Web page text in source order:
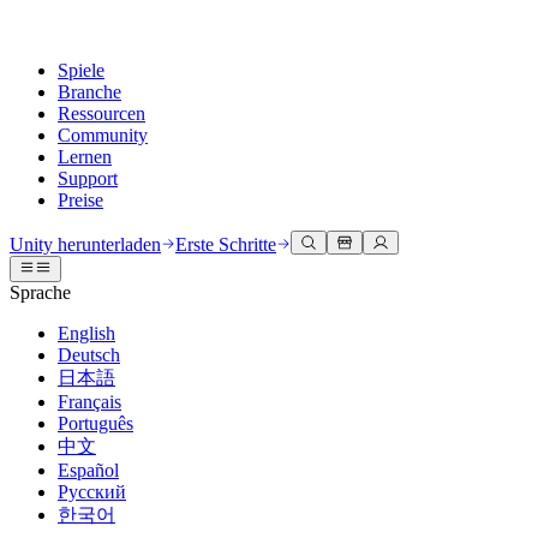
Spiele
Branche
Ressourcen
Community
Lernen
Support
Preise
Unity Engine
Erstellen Sie 2D- und 3D-Spiele für jede Plattform
Zusammenarbeit
Schnell mit Ihrem Team zusammenarbeiten und iterieren
Unity herunterladen
Abonnements und Preise
Bereitstellen
Multiplattform
3D-Zusammenarbeit
Erstellen und überprüfen Sie 3D-Projekte in Echtzeit
Immersive Schulung
In immersiven Umgebungen trainieren
Kundenerlebnisse
Interaktive 3D-Erlebnisse erstellen
Branchen
Fertigung
Dokumentation
Entwicklertools
Versionsfreigaben und Fehlerverfolgung
Roadmap
Bevorstehende Funktionen überprüfen
Glossar
Diskussionen
Veranstaltungen
Globale und lokale Veranstaltungen
Gemeinschaftsgeschichten
Made with Unity
Präsentation von Unity-Schöpfern
Unity Learn
Meistern Sie Unity-Fähigkeiten kostenlos
Professionelles Training
Verbessern Sie Ihr Team mit Unity-Trainern
Neu bei Unity
Erste Schritte
Beginnen Sie noch heute mit dem Lernen
Unity Essential Pathways
Hilfe erhalten
Wir helfen Ihnen, mit Unity erfolgreich zu sein
Erfolgspläne
Erreichen Sie Ihre Ziele schneller mit Expertenunterstützung
FAQ
Antworten auf häufige Fragen
Kontakt aufnehmen
Verbinden Sie sich mit unserem Team
Unity herunterladen Erste Schritte
Sprache
English
Deutsch
日本語
Français
Português
中文
Español
Русский
한국어